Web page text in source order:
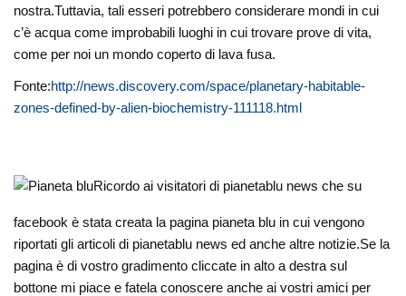
nostra.Tuttavia, tali esseri potrebbero considerare mondi in cui
c’è acqua come improbabili luoghi in cui trovare prove di vita,
come per noi un mondo coperto di lava fusa.
Fonte:http://news.discovery.com/space/planetary-habitable-
zones-defined-by-alien-biochemistry-111118.html
Ricordo ai visitatori di pianetablu news che su
facebook è stata creata la pagina pianeta blu in cui vengono
riportati gli articoli di pianetablu news ed anche altre notizie.Se la
pagina è di vostro gradimento cliccate in alto a destra sul
bottone mi piace e fatela conoscere anche ai vostri amici per